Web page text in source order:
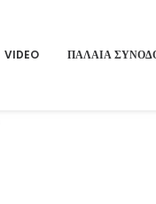
VIDEO ΠΑΛΑΙΑ